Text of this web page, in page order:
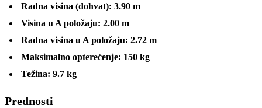
Radna visina (dohvat): 3.90 m
Visina u A položaju: 2.00 m
Radna visina u A položaju: 2.72 m
Maksimalno opterećenje: 150 kg
Težina: 9.7 kg
Prednosti